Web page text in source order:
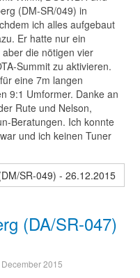
(DM-SR/049) in
ich alles aufgebaut
Er hatte nur ein
die nötigen vier
Summit zu aktivieren.
eine 7m langen
9:1 Umformer. Danke an
Rute und Nelson,
Beratungen. Ich konnte
und ich keinen Tuner
SR-049) - 26.12.2015
(DA/SR-047)
December 2015